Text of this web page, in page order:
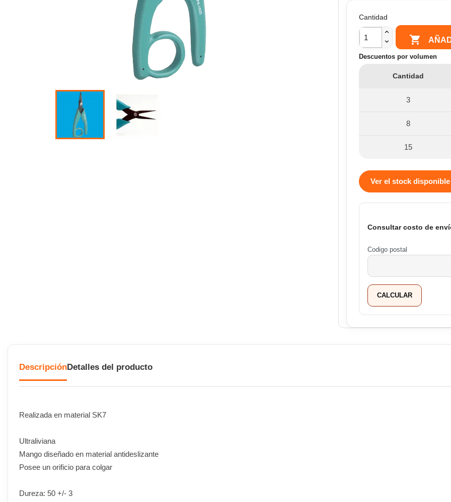
Cantidad

Descuentos por volumen
Cantidad
3
8
15
Ver el stock
Consultar costo de
Codigo postal
CALCULAR
DescripciónDetalles del producto
Realizada en material SK7
Ultraliviana
Mango diseñado en material antideslizante
Posee un orificio para colgar
Dureza: 50 +/- 3